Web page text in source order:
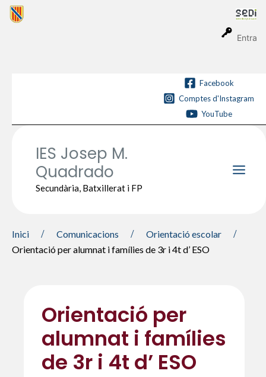
Entra
Vés
Facebook
Comptes d'Instagram
YouTube
IES Josep M.
Quadrado
Secundària, Batxillerat i FP
Inici Comunicacions
Orientació escolar
Orientació per alumnat i famílies de 3r i 4t d’ ESO
Orientació per
alumnat i famílies
de 3r i 4t d’ ESO